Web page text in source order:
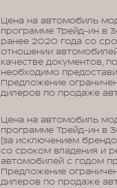
Цена на автомобиль
программе Трейд-ин в
ранее 2020 года со
отношении
качестве документов,
необходимо
Предложение
дилеров по продаже
Цена на автомобиль
программе Трейд-ин в
(за исключением
со сроком владения и
автомобилей с годом
Предложение
дилеров по продаже